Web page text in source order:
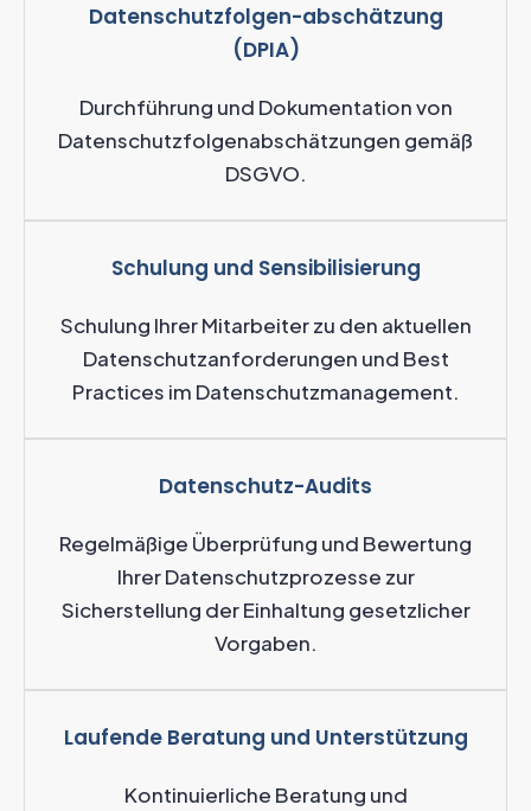
Datenschutzfolgen-abschätzung
(DPIA)
Durchführung und Dokumentation von
Datenschutzfolgenabschätzungen gemäß
DSGVO.
Schulung und Sensibilisierung
Schulung Ihrer Mitarbeiter zu den aktuellen
Datenschutzanforderungen und Best
Practices im Datenschutzmanagement.
Datenschutz-Audits
Regelmäßige Überprüfung und Bewertung
Ihrer Datenschutzprozesse zur
Sicherstellung der Einhaltung gesetzlicher
Vorgaben.
Laufende Beratung und Unterstützung
Kontinuierliche Beratung und